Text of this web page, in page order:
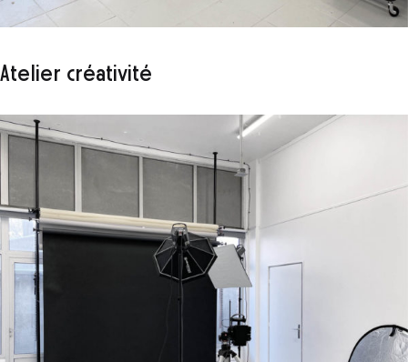
Atelier créativité